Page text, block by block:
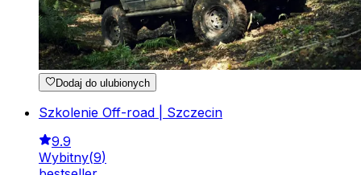
Dodaj do ulubionych
Szkolenie Off-road | Szczecin
9.9
Wybitny(9)